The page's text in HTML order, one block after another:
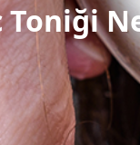
Toniği